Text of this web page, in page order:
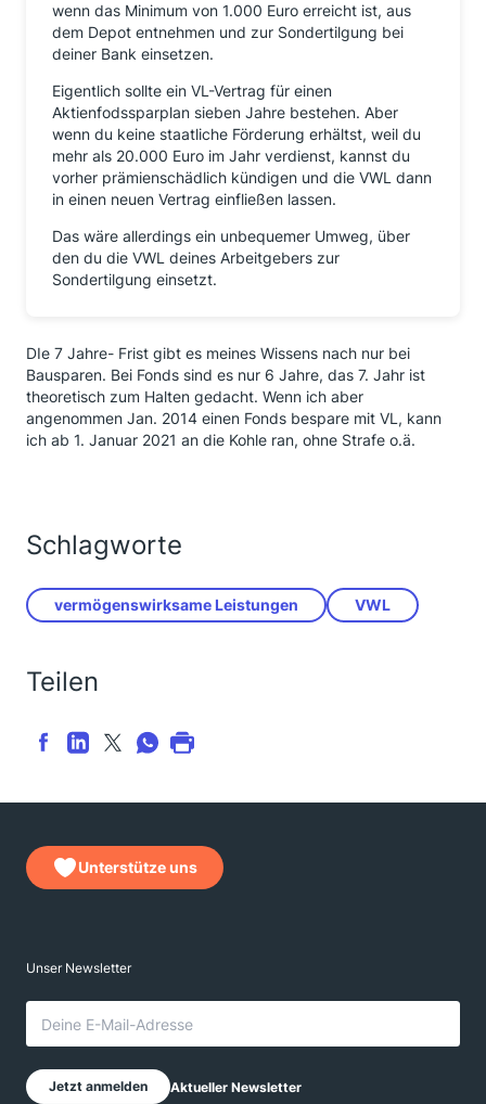
wenn das Minimum von 1.000 Euro erreicht ist, aus
dem Depot entnehmen und zur Sondertilgung bei
deiner Bank einsetzen.
Eigentlich sollte ein VL-Vertrag für einen
Aktienfodssparplan sieben Jahre bestehen. Aber
wenn du keine staatliche Förderung erhältst, weil du
mehr als 20.000 Euro im Jahr verdienst, kannst du
vorher prämienschädlich kündigen und die VWL dann
in einen neuen Vertrag einfließen lassen.
Das wäre allerdings ein unbequemer Umweg, über
den du die VWL deines Arbeitgebers zur
Sondertilgung einsetzt.
DIe 7 Jahre- Frist gibt es meines Wissens nach nur bei
Bausparen. Bei Fonds sind es nur 6 Jahre, das 7. Jahr ist
theoretisch zum Halten gedacht. Wenn ich aber
angenommen Jan. 2014 einen Fonds bespare mit VL, kann
ich ab 1. Januar 2021 an die Kohle ran, ohne Strafe o.ä.
Schlagworte
vermögenswirksame Leistungen VWL
Teilen
Unterstütze uns